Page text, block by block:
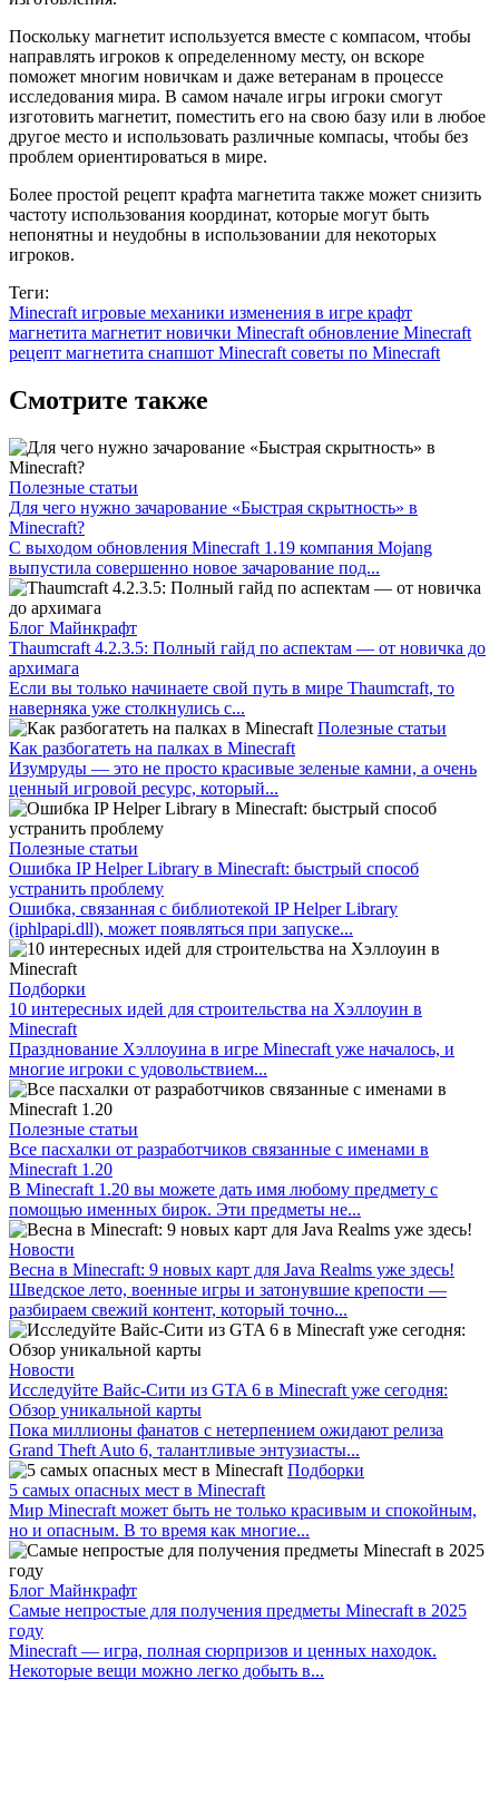
Поскольку магнетит используется вместе с компасом, чтобы
направлять игроков к определенному месту, он вскоре
поможет многим новичкам и даже ветеранам в процессе
исследования мира. В самом начале игры игроки смогут
изготовить магнетит, поместить его на свою базу или в любое
другое место и использовать различные компасы, чтобы без
проблем ориентироваться в мире.
Более простой рецепт крафта магнетита также может снизить
частоту использования координат, которые могут быть
непонятны и неудобны в использовании для некоторых
игроков.
Теги:
Minecraftигровые механики изменения в игре крафт
магнетита магнетит новички Minecraftобновление Minecraft
рецепт магнетита снапшот Minecraftсоветы по Minecraft
Смотрите также
Полезные статьи
Для чего нужно зачарование «Быстрая скрытность» в
Minecraft?
С выходом обновления Minecraft 1.19 компания Mojang
выпустила совершенно новое зачарование под...
Блог Майнкрафт
Thaumcraft 4.2.3.5: Полный гайд по аспектам — от новичка до
архимага
Если вы только начинаете свой путь в мире Thaumcraft, то
наверняка уже столкнулись с...
Полезные статьи
Как разбогатеть на палках в Minecraft
Изумруды — это не просто красивые зеленые камни, а очень
ценный игровой ресурс, который...
Полезные статьи
Ошибка IP Helper Library в Minecraft: быстрый способ
устранить проблему
Ошибка, связанная с библиотекой IP Helper Library
(iphlpapi.dll), может появляться при запуске...
Подборки
10 интересных идей для строительства на Хэллоуин в
Minecraft
Празднование Хэллоуина в игре Minecraft уже началось, и
многие игроки с удовольствием...
Полезные статьи
Все пасхалки от разработчиков связанные с именами в
Minecraft 1.20
В Minecraft 1.20 вы можете дать имя любому предмету с
помощью именных бирок. Эти предметы не...
Новости
Весна в Minecraft: 9 новых карт для Java Realms уже здесь!
Шведское лето, военные игры и затонувшие крепости —
разбираем свежий контент, который точно...
Новости
Исследуйте Вайс-Сити из GTA 6 в Minecraft уже сегодня:
Обзор уникальной карты
Пока миллионы фанатов с нетерпением ожидают релиза
Grand Theft Auto 6, талантливые энтузиасты...
Подборки
5 самых опасных мест в Minecraft
Мир Minecraft может быть не только красивым и спокойным,
но и опасным. В то время как многие...
Блог Майнкрафт
Самые непростые для получения предметы Minecraft в 2025
году
Minecraft — игра, полная сюрпризов и ценных находок.
Некоторые вещи можно легко добыть в...